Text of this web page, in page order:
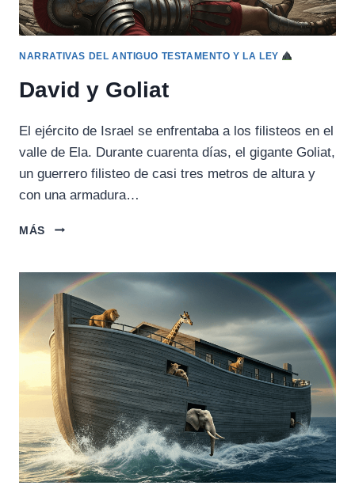
NARRATIVAS DEL ANTIGUO TESTAMENTO Y LA LEY
David y Goliat
El ejército de Israel se enfrentaba a los filisteos en el
valle de Ela. Durante cuarenta días, el gigante Goliat,
un guerrero filisteo de casi tres metros de altura y
con una armadura…
MÁS
DAVID